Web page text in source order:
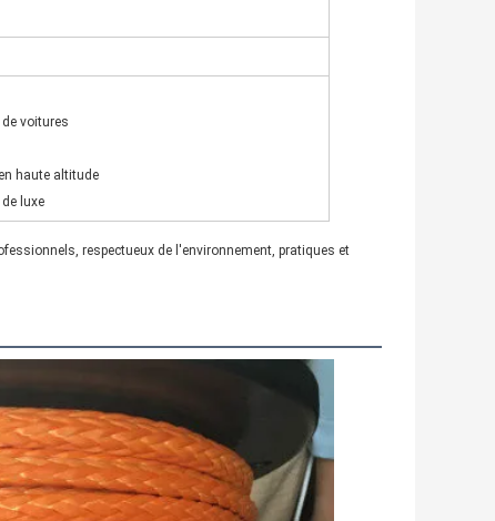
voitures
haute altitude
luxe
respectueux de l'environnement, pratiques et